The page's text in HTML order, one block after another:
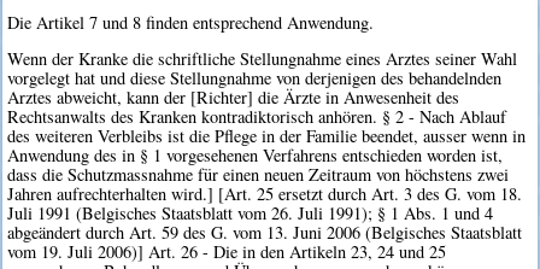
Die Artikel 7 und 8 finden entsprechend Anwendung.
Wenn der Kranke die schriftliche Stellungnahme eines Arztes seiner Wahl
vorgelegt hat und diese Stellungnahme von derjenigen des behandelnden
Arztes abweicht, kann der [Richter] die Ärzte in Anwesenheit des
Rechtsanwalts des Kranken kontradiktorisch anhören. § 2 - Nach Ablauf
des weiteren Verbleibs ist die Pflege in der Familie beendet, ausser wenn in
Anwendung des in § 1 vorgesehenen Verfahrens entschieden worden ist,
dass die Schutzmassnahme für einen neuen Zeitraum von höchstens zwei
Jahren aufrechterhalten wird.] [Art. 25 ersetzt durch Art. 3 des G. vom 18.
Juli 1991 (Belgisches Staatsblatt vom 26. Juli 1991); § 1 Abs. 1 und 4
abgeändert durch Art. 59 des G. vom 13. Juni 2006 (Belgisches Staatsblatt
vom 19. Juli 2006)] Art. 26 - Die in den Artikeln 23, 24 und 25